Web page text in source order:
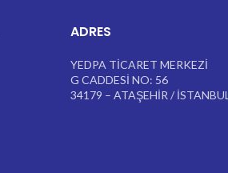
ADRES
YEDPA TİCARET MERKEZİ
G CADDESİ NO: 56
34179 – ATAŞEHİR / İSTANBUL